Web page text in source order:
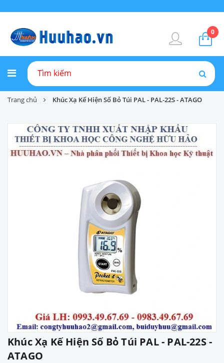
0
Trang chủ Khúc Xạ Kế Hiện Số Bỏ Túi PAL - PAL-22S - ATAGO
Khúc Xạ Kế Hiện Số Bỏ Túi PAL - PAL-22S -
ATAGO